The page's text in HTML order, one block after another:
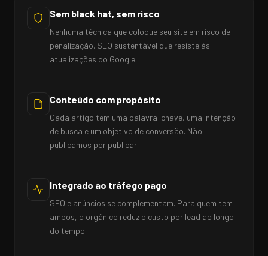
Sem black hat, sem risco
Nenhuma técnica que coloque seu site em risco de
penalização. SEO sustentável que resiste às
atualizações do Google.
Conteúdo com propósito
Cada artigo tem uma palavra-chave, uma intenção
de busca e um objetivo de conversão. Não
publicamos por publicar.
Integrado ao tráfego pago
SEO e anúncios se complementam. Para quem tem
ambos, o orgânico reduz o custo por lead ao longo
do tempo.